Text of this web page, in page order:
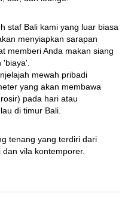
staf Bali kami yang luar biasa
menyiapkan sarapan
memberi Anda makan siang
mewah pribadi
yang akan membawa
pada hari atau
di timur Bali.
tenang yang terdiri dari
vila kontemporer.